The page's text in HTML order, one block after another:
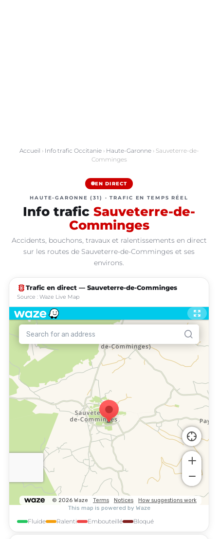
Accueil › Info trafic Occitanie› Haute-Garonne› Sauveterre-de-
Comminges
EN DIRECT
HAUTE-GARONNE (31) · TRAFIC EN TEMPS RÉEL
Info trafic Sauveterre-de-
Comminges
Accidents, bouchons, travaux et ralentissements en direct
sur les routes de Sauveterre-de-Comminges et ses
environs.
traffic Trafic en direct — Sauveterre-de-Comminges
Source : Waze Live Map
Fluide Ralenti Embouteillé Bloqué